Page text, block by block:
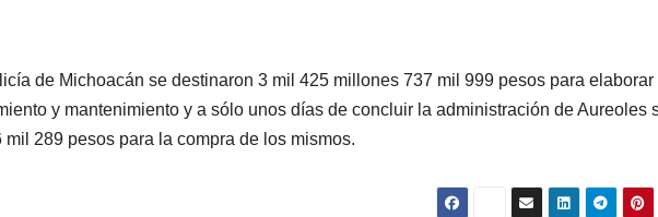
de Michoacán se destinaron 3 mil 425 millones 737 mil 999 pesos para elaborar
y mantenimiento y a sólo unos días de concluir la administración de Aureoles
289 pesos para la compra de los mismos.